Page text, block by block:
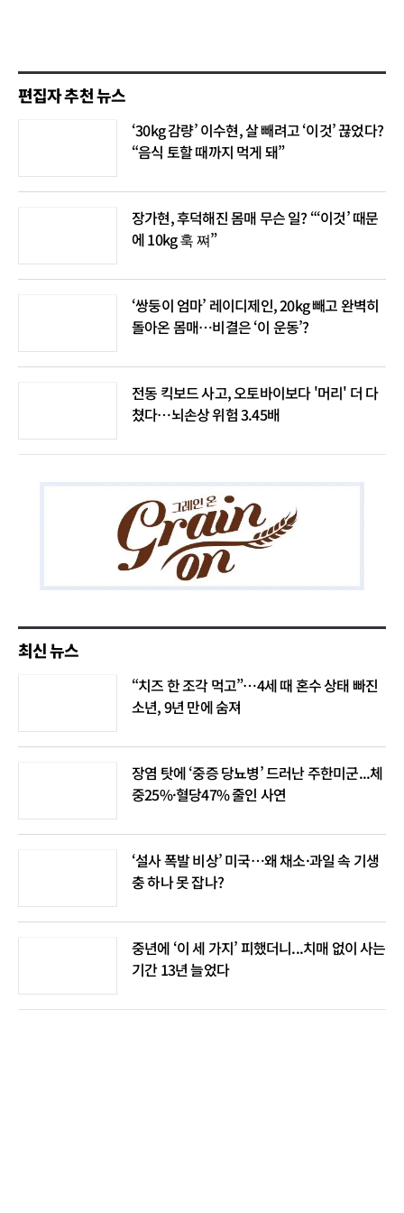
편집자 추천 뉴스
‘30kg 감량’ 이수현, 살 빼려고 ‘이것’ 끊었다?
“음식 토할 때까지 먹게 돼”
장가현, 후덕해진 몸매 무슨 일? “‘이것’ 때문
에 10kg 훅 쪄”
‘쌍둥이 엄마’ 레이디제인, 20kg 빼고 완벽히
돌아온 몸매…비결은 ‘이 운동’?
전동 킥보드 사고, 오토바이보다 '머리' 더 다
쳤다…뇌손상 위험 3.45배
최신 뉴스
“치즈 한 조각 먹고”…4세 때 혼수 상태 빠진
소년, 9년 만에 숨져
장염 탓에 ‘중증 당뇨병’ 드러난 주한미군...체
중25%·혈당47% 줄인 사연
‘설사 폭발 비상’ 미국…왜 채소·과일 속 기생
충 하나 못 잡나?
중년에 ‘이 세 가지’ 피했더니...치매 없이 사는
기간 13년 늘었다